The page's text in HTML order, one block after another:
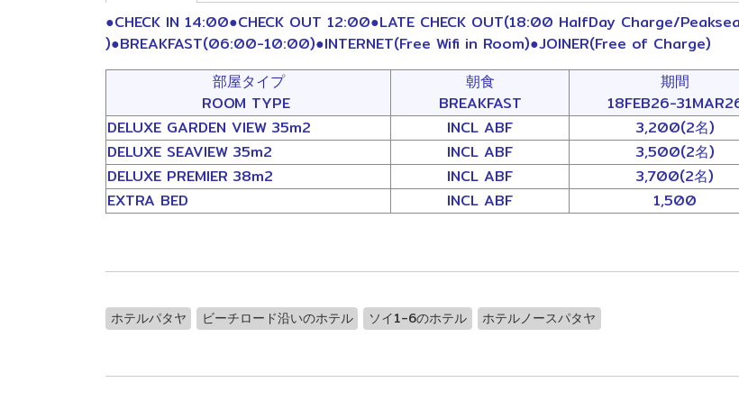
●CHECK IN 14:00●CHECK OUT 12:00●LATE CHECK OUT(18:00 HalfDay Charge/
)●BREAKFAST(06:00-10:00)●INTERNET(Free Wifi in Room)●JOINER(Free of Charge)
部屋タイプ
ROOM TYPE
朝食
BREAKFAST
期間
18FEB26-
DELUXE GARDEN VIEW 35m2
INCL ABF 3,200(2名)
DELUXE SEAVIEW 35m2 INCL ABF 3,500(2名)
DELUXE PREMIER 38m2
INCL ABF 3,700(2名)
EXTRA BED
INCL ABF 1,500
ホテルパタヤ ビーチロード沿いのホテル ソイ1-6のホテル ホテルノースパタヤ